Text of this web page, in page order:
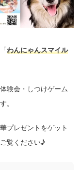
わんにゃんスマイル
験会・しつけゲーム
。
プレゼントをゲット
覧ください♪